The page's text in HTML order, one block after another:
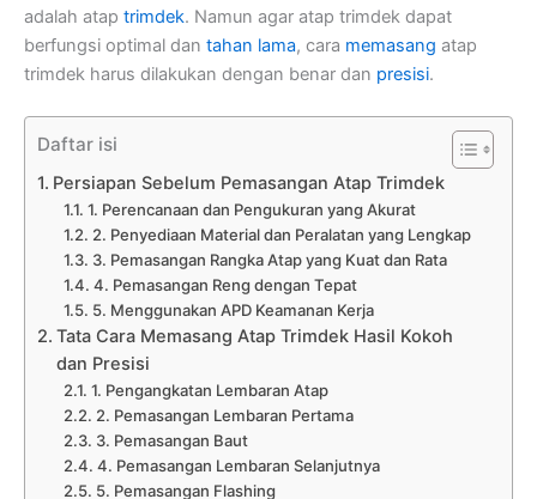
adalah atap trimdek. Namun agar atap trimdek dapat
berfungsi optimal dan tahan lama, cara memasang atap
trimdek harus dilakukan dengan benar dan presisi.
Daftar isi
Persiapan Sebelum Pemasangan Atap Trimdek
1. Perencanaan dan Pengukuran yang Akurat
2. Penyediaan Material dan Peralatan yang Lengkap
3. Pemasangan Rangka Atap yang Kuat dan Rata
4. Pemasangan Reng dengan Tepat
5. Menggunakan APD Keamanan Kerja
Tata Cara Memasang Atap Trimdek Hasil Kokoh
dan Presisi
1. Pengangkatan Lembaran Atap
2. Pemasangan Lembaran Pertama
3. Pemasangan Baut
4. Pemasangan Lembaran Selanjutnya
5. Pemasangan Flashing